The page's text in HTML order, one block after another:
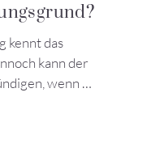
kennt das
kann der
wenn …